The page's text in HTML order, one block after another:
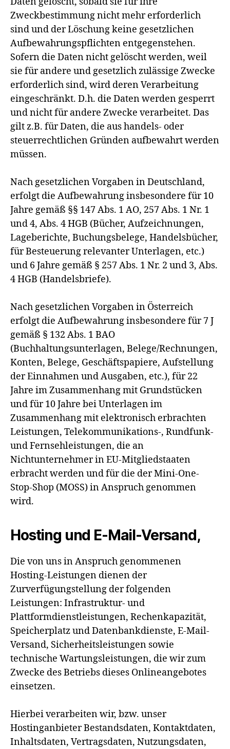
Zweckbestimmung nicht mehr erforderlich
sind und der Löschung keine gesetzlichen
Aufbewahrungspflichten entgegenstehen.
Sofern die Daten nicht gelöscht werden, weil
sie für andere und gesetzlich zulässige Zwecke
erforderlich sind, wird deren Verarbeitung
eingeschränkt. D.h. die Daten werden gesperrt
und nicht für andere Zwecke verarbeitet. Das
gilt z.B. für Daten, die aus handels- oder
steuerrechtlichen Gründen aufbewahrt werden
müssen.
Nach gesetzlichen Vorgaben in Deutschland,
erfolgt die Aufbewahrung insbesondere für 10
Jahre gemäß §§ 147 Abs. 1 AO, 257 Abs. 1 Nr. 1
und 4, Abs. 4 HGB (Bücher, Aufzeichnungen,
Lageberichte, Buchungsbelege, Handelsbücher,
für Besteuerung relevanter Unterlagen, etc.)
und 6 Jahre gemäß § 257 Abs. 1 Nr. 2 und 3, Abs.
4 HGB (Handelsbriefe).
Nach gesetzlichen Vorgaben in Österreich
erfolgt die Aufbewahrung insbesondere für 7 J
gemäß § 132 Abs. 1 BAO
(Buchhaltungsunterlagen, Belege/Rechnungen,
Konten, Belege, Geschäftspapiere, Aufstellung
der Einnahmen und Ausgaben, etc.), für 22
Jahre im Zusammenhang mit Grundstücken
und für 10 Jahre bei Unterlagen im
Zusammenhang mit elektronisch erbrachten
Leistungen, Telekommunikations-, Rundfunk-
und Fernsehleistungen, die an
Nichtunternehmer in EU-Mitgliedstaaten
erbracht werden und für die der Mini-One-
Stop-Shop (MOSS) in Anspruch genommen
wird.
Hosting und E-Mail-Versand,
Die von uns in Anspruch genommenen
Hosting-Leistungen dienen der
Zurverfügungstellung der folgenden
Leistungen: Infrastruktur- und
Plattformdienstleistungen, Rechenkapazität,
Speicherplatz und Datenbankdienste, E-Mail-
Versand, Sicherheitsleistungen sowie
technische Wartungsleistungen, die wir zum
Zwecke des Betriebs dieses Onlineangebotes
einsetzen.
Hierbei verarbeiten wir, bzw. unser
Hostinganbieter Bestandsdaten, Kontaktdaten,
Inhaltsdaten, Vertragsdaten, Nutzungsdaten,